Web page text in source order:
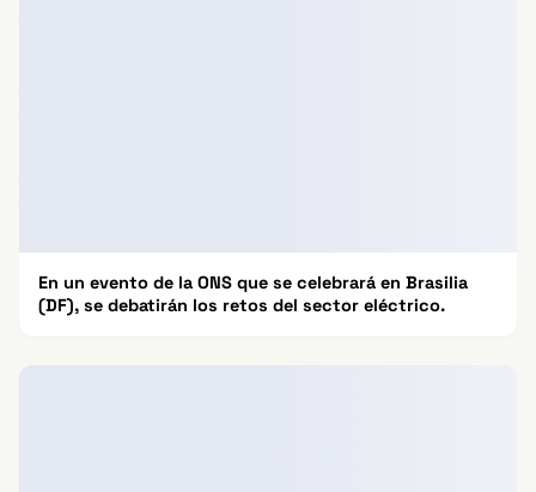
En un evento de la ONS que se celebrará en Brasilia
(DF), se debatirán los retos del sector eléctrico.